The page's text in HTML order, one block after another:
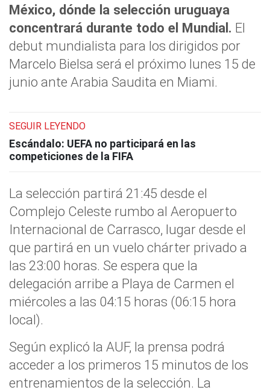
México, dónde la selección uruguaya
concentrará durante todo el Mundial. El
debut mundialista para los dirigidos por
Marcelo Bielsa será el próximo lunes 15 de
junio ante Arabia Saudita en Miami.
SEGUIR LEYENDO
Escándalo: UEFA no participará en las
competiciones de la FIFA
La selección partirá 21:45 desde el
Complejo Celeste rumbo al Aeropuerto
Internacional de Carrasco, lugar desde el
que partirá en un vuelo chárter privado a
las 23:00 horas. Se espera que la
delegación arribe a Playa de Carmen el
miércoles a las 04:15 horas (06:15 hora
local).
Según explicó la AUF, la prensa podrá
acceder a los primeros 15 minutos de los
entrenamientos de la selección. La